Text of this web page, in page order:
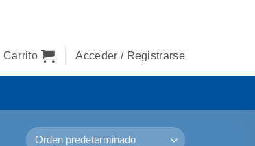
Carrito Acceder / Registrarse